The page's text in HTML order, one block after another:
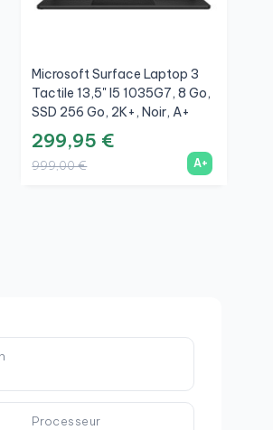
Microsoft Surface Laptop 3
Tactile 13,5" I5 1035G7, 8 Go,
SSD 256 Go, 2K+, Noir, A+
299,95 €
999,00 € A+
Processeur